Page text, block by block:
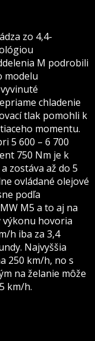
zo 4,4-
M podrobili
modelu
chladenie
tlak pomohli k
momentu.
5 600 – 6 700
750 Nm je k
zostáva až do 5
ovládané olejové
podľa
M5 a to aj na
hovoria
h iba za 3,4
Najvyššia
250 km/h, no s
na želanie môže
km/h.